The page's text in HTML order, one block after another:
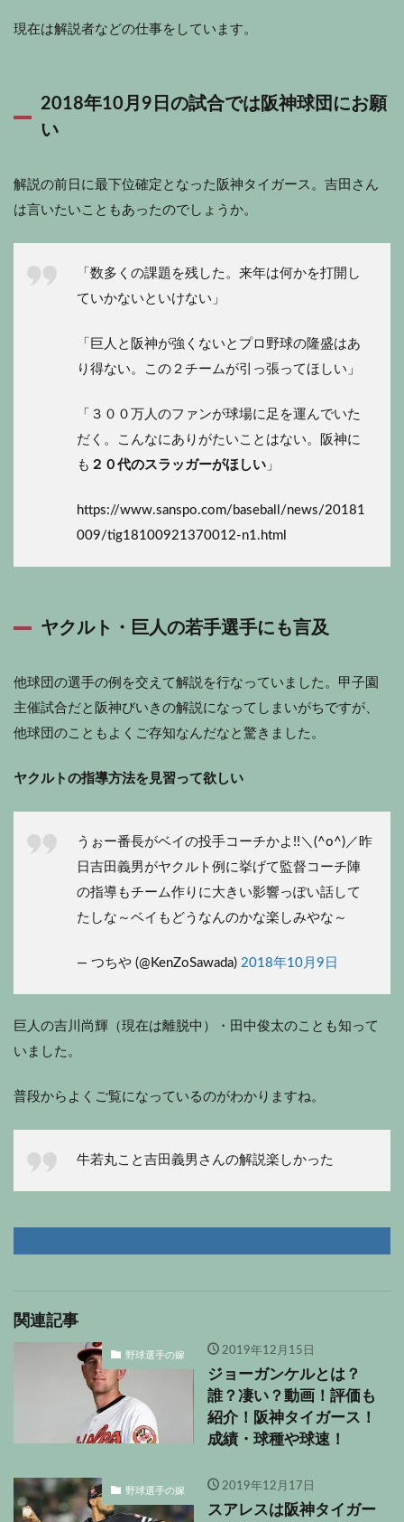
現在は解説者などの仕事をしています。
2018年10月9日の試合では阪神球団にお願
い
解説の前日に最下位確定となった阪神タイガース。吉田さん
は言いたいこともあったのでしょうか。
「数多くの課題を残した。来年は何かを打開し
ていかないといけない」
「巨人と阪神が強くないとプロ野球の隆盛はあ
り得ない。この２チームが引っ張ってほしい」
「３００万人のファンが球場に足を運んでいた
だく。こんなにありがたいことはない。阪神に
も ２０代のスラッガーがほしい 」
https://www.sanspo.com/baseball/news/20181
009/tig18100921370012-n1.html
ヤクルト・巨人の若手選手にも言及
他球団の選手の例を交えて解説を行なっていました。甲子園
主催試合だと阪神びいきの解説になってしまいがちですが、
他球団のこともよくご存知なんだなと驚きました。
ヤクルトの指導方法を見習って欲しい
うぉー番長がベイの投手コーチかよ!!＼(^o^)／昨
日吉田義男がヤクルト例に挙げて監督コーチ陣
の指導もチーム作りに大きい影響っぽい話して
たしな～ベイもどうなんのかな楽しみやな～
— つちや (@KenZoSawada) 2018年10月9日
巨人の吉川尚輝（現在は離脱中）・田中俊太のことも知って
いました。
普段からよくご覧になっているのがわかりますね。
牛若丸こと吉田義男さんの解説楽しかった
関連記事
野球選手の嫁 2019年12月15日
ジョーガンケルとは？
誰？凄い？動画！評価も
紹介！阪神タイガース！
成績・球種や球速！
野球選手の嫁 2019年12月17日
スアレスは阪神タイガー